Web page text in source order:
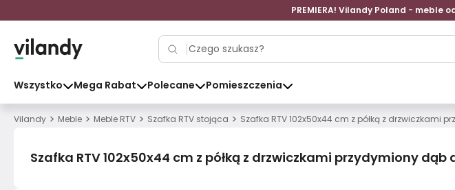
PREMIERA! Vilandy Poland -
Wszystko Mega Rabat Polecane Pomieszczenia
Vilandy > Meble > Meble RTV > Szafka RTV stojąca > Szafka RTV 102x50x44 cm z półką z drzwiczkami
Szafka RTV 102x50x44 cm z półką z drzwiczkami przydymiony dąb